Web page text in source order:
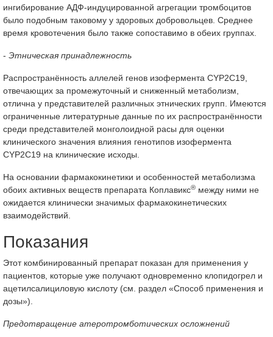
ингибирование АДФ-индуцированной агрегации тромбоцитов
было подобным таковому у здоровых добровольцев. Среднее
время кровотечения было также сопоставимо в обеих группах.
- Этническая принадлежность
Распространённость аллелей генов изофермента CYP2C19,
отвечающих за промежуточный и сниженный метаболизм,
отлична у представителей различных этнических групп. Имеются
ограниченные литературные данные по их распространённости
среди представителей монголоидной расы для оценки
клинического значения влияния генотипов изофермента
CYP2C19 на клинические исходы.
На основании фармакокинетики и особенностей метаболизма
обоих активных веществ препарата Коплавикс® между ними не
ожидается клинически значимых фармакокинетических
взаимодействий.
Показания
Этот комбинированный препарат показан для применения у
пациентов, которые уже получают одновременно клопидогрел и
ацетилсалициловую кислоту (см. раздел «Способ применения и
дозы»).
Предотвращение атеротромботических осложнений